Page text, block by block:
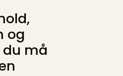
og
må